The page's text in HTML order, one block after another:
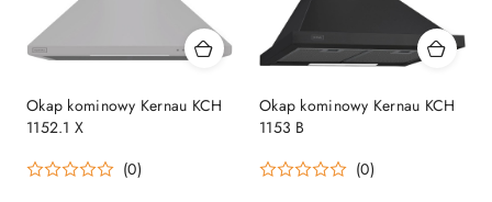
Okap kominowy Kernau KCH
1152.1 X
(0)
Okap kominowy Kernau KCH
1153 B
(0)